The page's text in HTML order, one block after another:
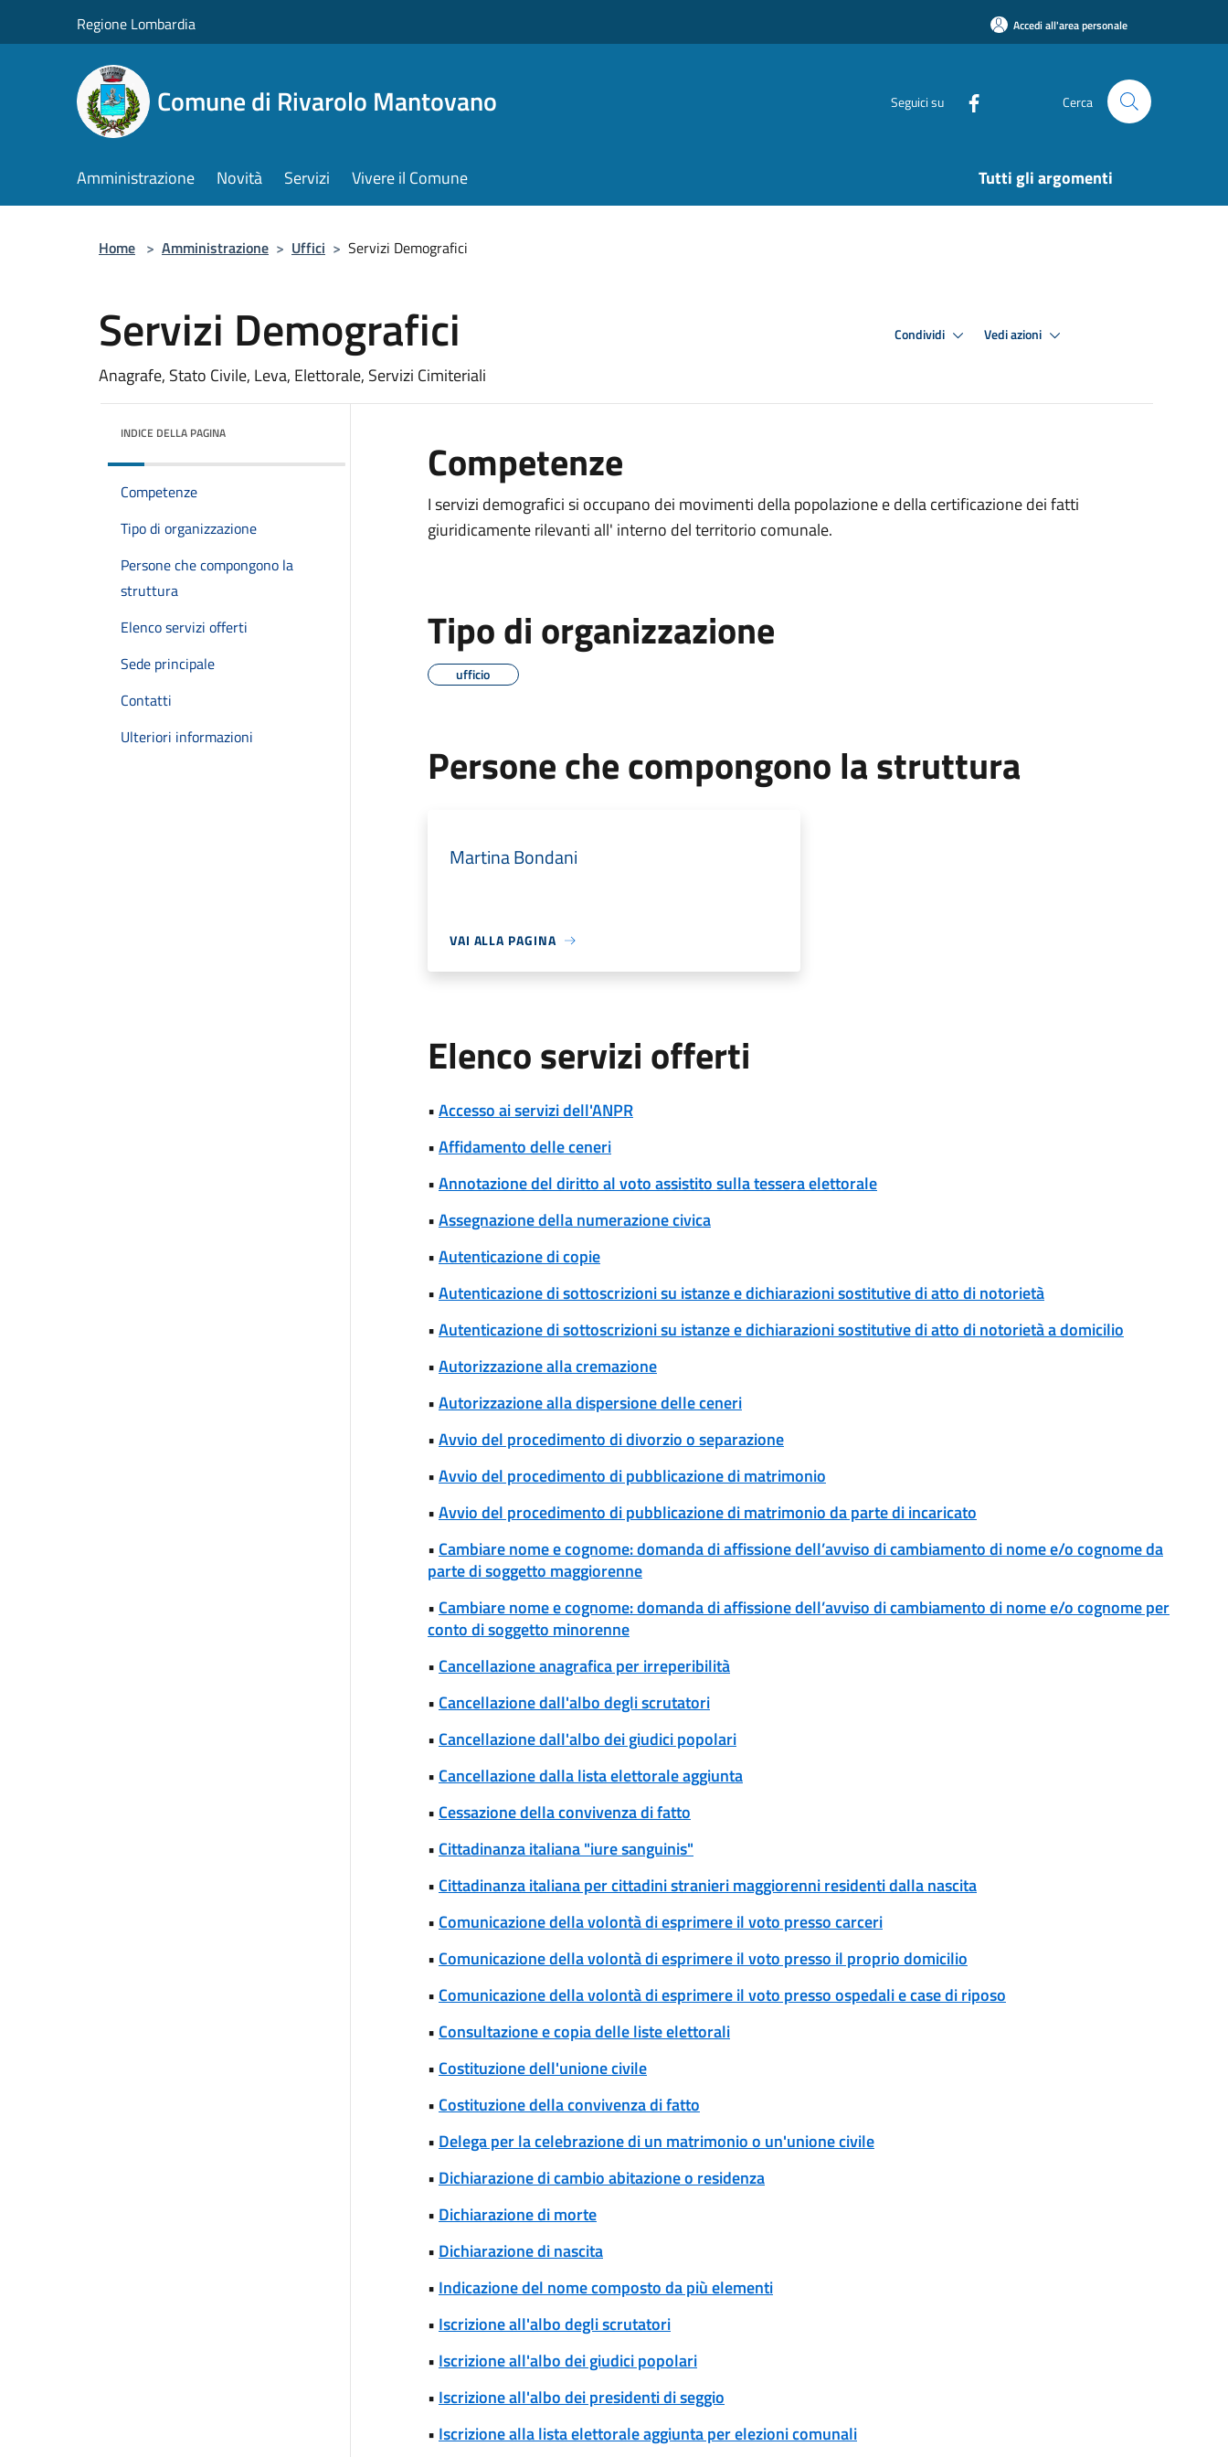
Regione Lombardia Accedi all'area personale
Comune di Rivarolo Mantovano Seguici su Cerca
Amministrazione Novità Servizi Vivere il Comune Tutti gli argomenti
Home > Amministrazione > Uffici > Servizi Demografici
Servizi Demografici
Anagrafe, Stato Civile, Leva, Elettorale, Servizi Cimiteriali
Condividi Vedi azioni
INDICE DELLA PAGINA
Competenze
Tipo di organizzazione
Persone che compongono la
struttura
Elenco servizi offerti
Sede principale
Contatti
Ulteriori informazioni
Competenze
I servizi demografici si occupano dei movimenti della popolazione e della certificazione dei fatti
giuridicamente rilevanti all' interno del territorio comunale.
Tipo di organizzazione
ufficio
Persone che compongono la struttura
Martina Bondani
VAI ALLA PAGINA
Elenco servizi offerti
•Accesso ai servizi dell'ANPR
•Affidamento delle ceneri
•Annotazione del diritto al voto assistito sulla tessera elettorale
•Assegnazione della numerazione civica
•Autenticazione di copie
•Autenticazione di sottoscrizioni su istanze e dichiarazioni sostitutive di atto di notorietà
•Autenticazione di sottoscrizioni su istanze e dichiarazioni sostitutive di atto di notorietà a domicilio
•Autorizzazione alla cremazione
•Autorizzazione alla dispersione delle ceneri
•Avvio del procedimento di divorzio o separazione
•Avvio del procedimento di pubblicazione di matrimonio
•Avvio del procedimento di pubblicazione di matrimonio da parte di incaricato
• Cambiare nome e cognome: domanda di affissione dell’avviso di cambiamento di nome e/o cognome da
parte di soggetto maggiorenne
• Cambiare nome e cognome: domanda di affissione dell’avviso di cambiamento di nome e/o cognome per
conto di soggetto minorenne
• Cancellazione anagrafica per irreperibilità
• Cancellazione dall'albo degli scrutatori
• Cancellazione dall'albo dei giudici popolari
• Cancellazione dalla lista elettorale aggiunta
• Cessazione della convivenza di fatto
• Cittadinanza italiana "iure sanguinis"
• Cittadinanza italiana per cittadini stranieri maggiorenni residenti dalla nascita
• Comunicazione della volontà di esprimere il voto presso carceri
• Comunicazione della volontà di esprimere il voto presso il proprio domicilio
• Comunicazione della volontà di esprimere il voto presso ospedali e case di riposo
• Consultazione e copia delle liste elettorali
• Costituzione dell'unione civile
• Costituzione della convivenza di fatto
• Delega per la celebrazione di un matrimonio o un'unione civile
• Dichiarazione di cambio abitazione o residenza
• Dichiarazione di morte
• Dichiarazione di nascita
• Indicazione del nome composto da più elementi
• Iscrizione all'albo degli scrutatori
• Iscrizione all'albo dei giudici popolari
• Iscrizione all'albo dei presidenti di seggio
• Iscrizione alla lista elettorale aggiunta per elezioni comunali